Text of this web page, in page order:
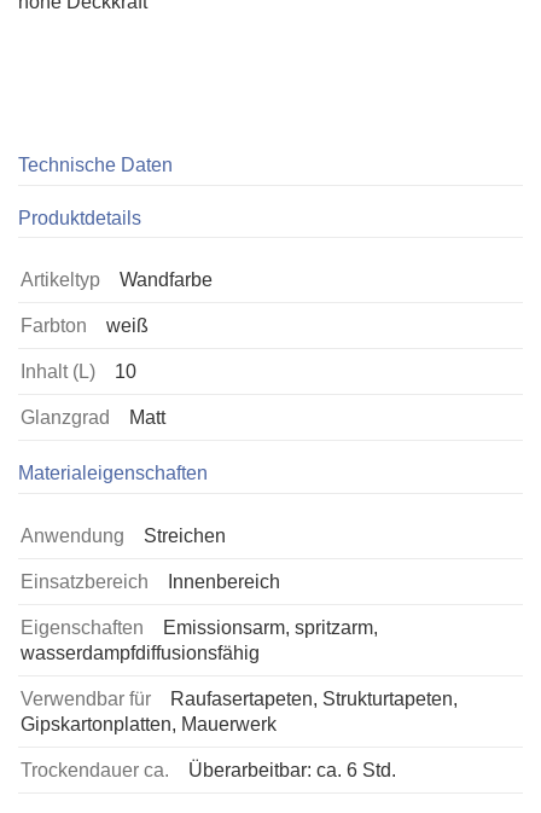
Technische Daten
Produktdetails
Artikeltyp Wandfarbe
Farbton weiß
Inhalt (L) 10
Glanzgrad Matt
Materialeigenschaften
Anwendung Streichen
Einsatzbereich Innenbereich
Eigenschaften
Emissionsarm, spritzarm,
wasserdampfdiffusionsfähig
Verwendbar für
Raufasertapeten, Strukturtapeten,
Gipskartonplatten, Mauerwerk
Trockendauer ca. Überarbeitbar: ca. 6 Std.